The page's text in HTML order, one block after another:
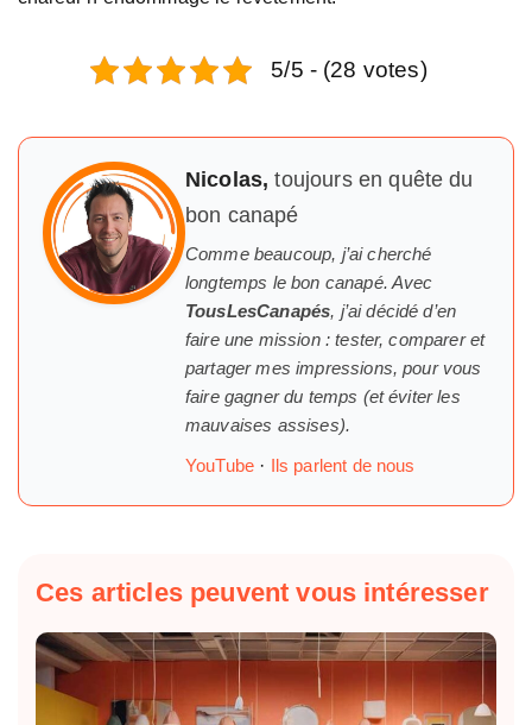
5/5 - (28 votes)
Nicolas,toujours en quête du
bon canapé
Comme beaucoup, j’ai cherché
longtemps lebon canapé. Avec
TousLesCanapés, j’ai décidé d’en
faire une mission : tester, comparer et
partager mes impressions, pour vous
faire gagner du temps (et éviter les
mauvaises assises).
YouTube · Ils parlent de nous
Ces articles peuvent vous intéresser